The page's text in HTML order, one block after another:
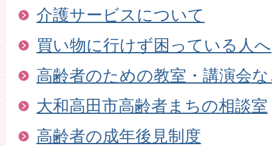
介護サービスについて
買い物に行けず困っている人へ
高齢者のための教室・講演会
大和高田市高齢者まちの相談室
高齢者の成年後見制度